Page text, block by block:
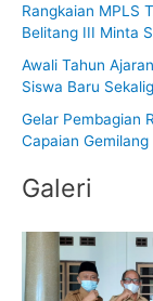
u
t
k
Rangkaian MPLS
Belitang III Minta
Awali Tahun
Siswa Baru
Gelar Pembagian
Capaian
Galeri